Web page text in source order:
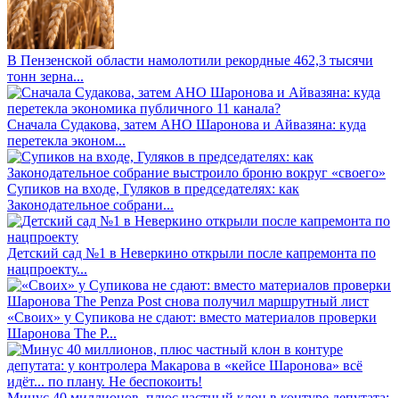
В Пензенской области намолотили рекордные 462,3 тысячи
тонн зерна...
Сначала Судакова, затем АНО Шаронова и Айвазяна: куда
перетекла эконом...
Супиков на входе, Гуляков в председателях: как
Законодательное собрани...
Детский сад №1 в Неверкино открыли после капремонта по
нацпроекту...
«Своих» у Супикова не сдают: вместо материалов проверки
Шаронова The P...